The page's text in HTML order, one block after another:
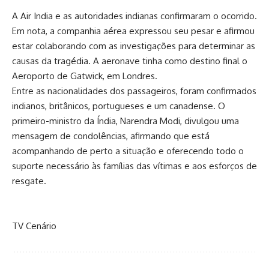
A Air India e as autoridades indianas confirmaram o ocorrido.
Em nota, a companhia aérea expressou seu pesar e afirmou
estar colaborando com as investigações para determinar as
causas da tragédia. A aeronave tinha como destino final o
Aeroporto de Gatwick, em Londres.
Entre as nacionalidades dos passageiros, foram confirmados
indianos, britânicos, portugueses e um canadense. O
primeiro-ministro da Índia, Narendra Modi, divulgou uma
mensagem de condolências, afirmando que está
acompanhando de perto a situação e oferecendo todo o
suporte necessário às famílias das vítimas e aos esforços de
resgate.
TV Cenário